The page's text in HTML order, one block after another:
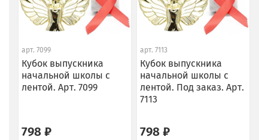
арт. 7099
Кубок выпускника
начальной школы с
лентой. Арт. 7099
798 ₽
арт. 7113
Кубок выпускника
начальной школы с
лентой. Под заказ. Арт.
7113
798 ₽